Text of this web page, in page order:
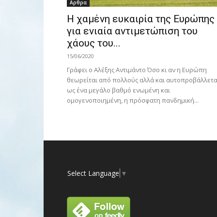
Αρθρα
H χαμένη ευκαιρία της Ευρώπης
για ενιαία αντιμετώπιση του
χάους του...
15/06/2020
Γράφει ο Αλέξης Αντιμάντο Όσο κι αν η Ευρώπη
θεωρείται από πολλούς αλλά και
ως ένα μεγάλο βαθμό ενωμένη και
ομογενοποιημένη, η πρόσφατη πανδημική...
Select Language ▼